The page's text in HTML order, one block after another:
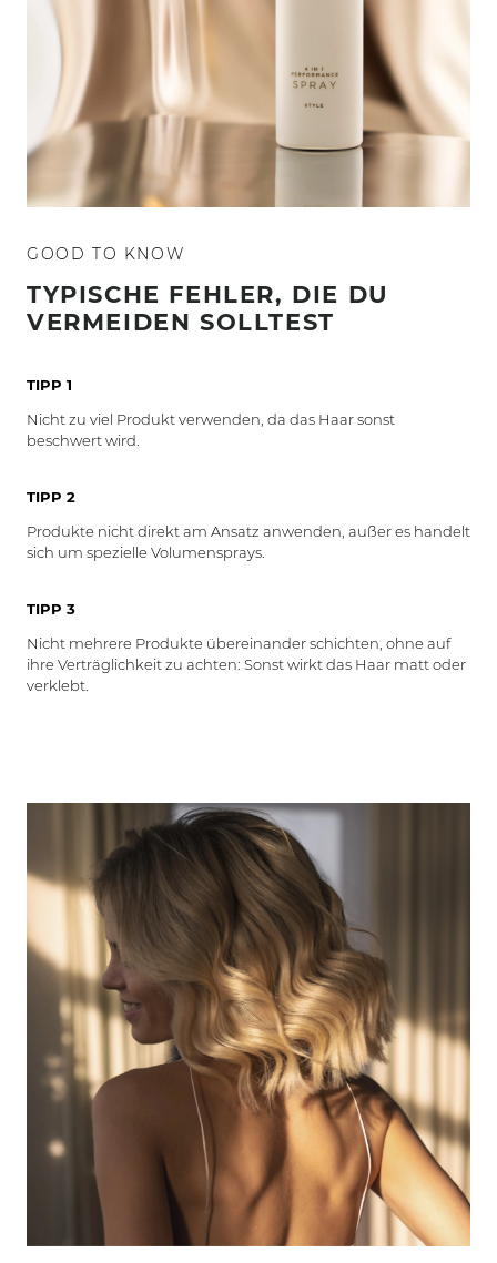
GOOD TO KNOW
TYPISCHE FEHLER, DIE DU
VERMEIDEN SOLLTEST
TIPP 1
Nicht zu viel Produkt verwenden, da das Haar sonst
beschwert wird.
TIPP 2
Produkte nicht direkt am Ansatz anwenden, außer es handelt
sich um spezielle Volumensprays.
TIPP 3
Nicht mehrere Produkte übereinander schichten, ohne auf
ihre Verträglichkeit zu achten: Sonst wirkt das Haar matt oder
verklebt.